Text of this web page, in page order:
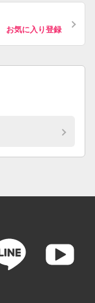
お気に入り登録